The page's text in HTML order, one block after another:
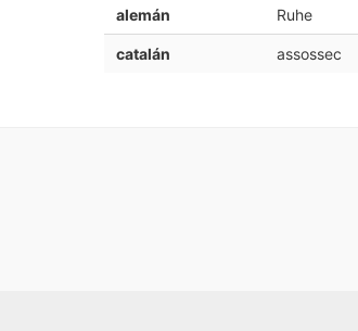
alemán Ruhe
catalán assossec